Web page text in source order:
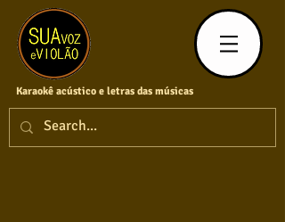
Karaokê acústico e letras das músicas